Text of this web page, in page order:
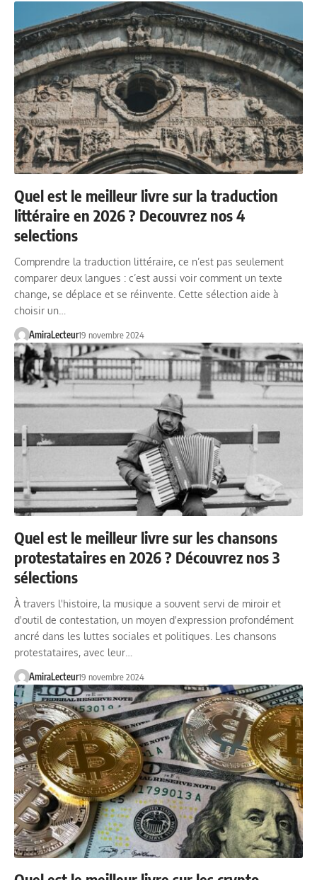
Quel est le meilleur livre sur la traduction
littéraire en 2026 ? Decouvrez nos 4
selections
Comprendre la traduction littéraire, ce n’est pas seulement
comparer deux langues : c’est aussi voir comment un texte
change, se déplace et se réinvente. Cette sélection aide à
choisir un…
AmiraLecteur19 novembre 2024
Quel est le meilleur livre sur les chansons
protestataires en 2026 ? Découvrez nos 3
sélections
À travers l'histoire, la musique a souvent servi de miroir et
d'outil de contestation, un moyen d'expression profondément
ancré dans les luttes sociales et politiques. Les chansons
protestataires, avec leur…
AmiraLecteur19 novembre 2024